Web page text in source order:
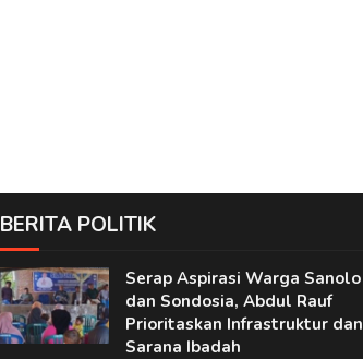
BERITA POLITIK
Serap Aspirasi Warga Sanolo
dan Sondosia, Abdul Rauf
Prioritaskan Infrastruktur dan
Sarana Ibadah